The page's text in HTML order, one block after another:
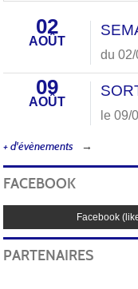
02
AOÛT
du
09
AOÛT
le 09/
+ d'évènements
FACEBOOK
Facebook
PARTENAIRES